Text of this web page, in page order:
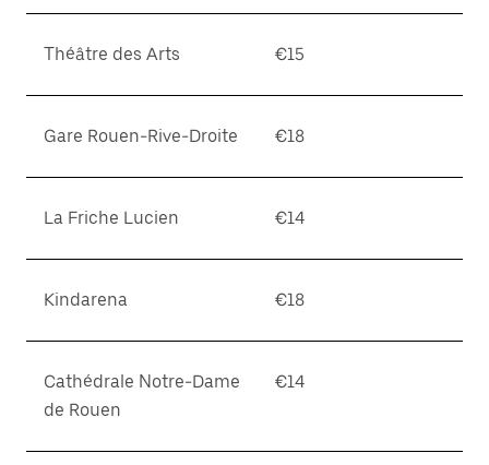
Théâtre des Arts €15
Gare Rouen-Rive-Droite €18
La Friche Lucien €14
Kindarena €18
Cathédrale Notre-Dame
de Rouen
€14